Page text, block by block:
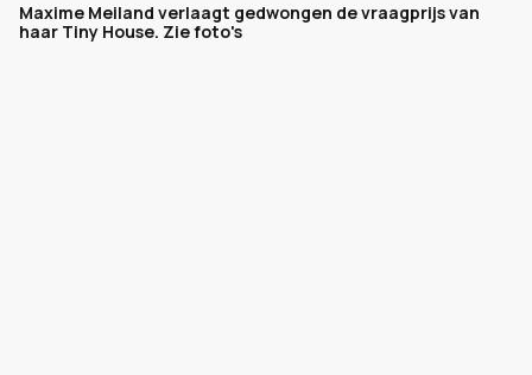
Maxime Meiland verlaagt gedwongen de vraagprijs van
haar Tiny House. Zie foto's